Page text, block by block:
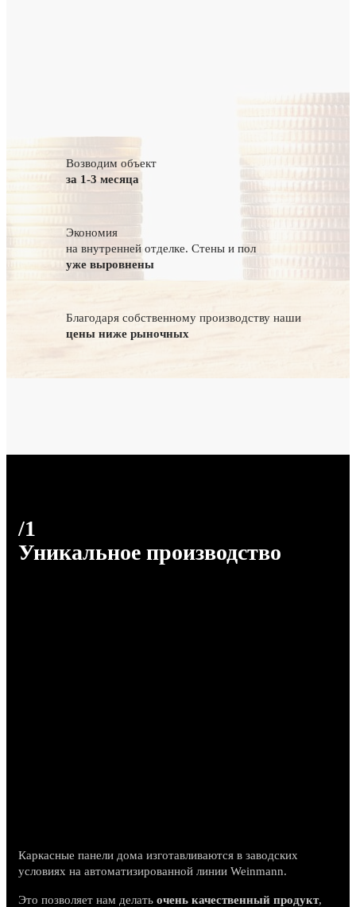
Возводим объект
за 1-3 месяца
Экономия
на внутренней отделке. Стены и пол
уже выровнены
Благодаря собственному производству наши
цены ниже рыночных
/1
Уникальное производство
Каркасные панели дома изготавливаются в заводских
условиях на автоматизированной линии Weinmann.
Это позволяет нам делать очень качественный продукт,